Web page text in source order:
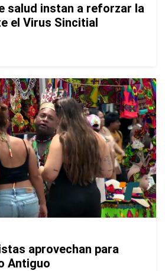
salud instan a reforzar la
el Virus Sincitial
aprovechan para
Antiguo